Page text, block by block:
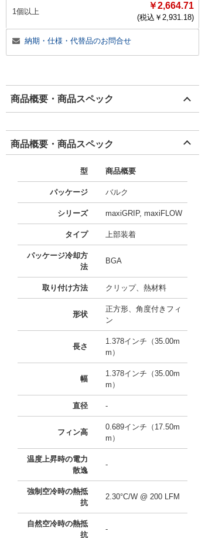
1個以上
￥2,664.71
(税込￥ 2,931.18)
納期・仕様・代替品のお問合せ
商品概要・商品スペック
商品概要・商品スペック
型 商品概要
パッケージ バルク
シリーズ maxiGRIP, maxiFLOW
タイプ 上部装着
パッケージ冷却方
法
BGA
取り付け方法 クリップ、熱材料
形状
正方形、角度付きフィ
ン
長さ
1.378インチ（35.00m
m）
幅
1.378インチ（35.00m
m）
直径 -
フィン高
0.689インチ（17.50m
m）
温度上昇時の電力
散逸
-
強制空冷時の熱抵
抗
2.30°C/W @ 200 LFM
自然空冷時の熱抵
抗
-